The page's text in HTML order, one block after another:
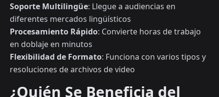
Soporte Multilingüe: Llegue a audiencias en
diferentes mercados lingüísticos
Procesamiento Rápido: Convierte horas de trabajo
en doblaje en minutos
Flexibilidad de Formato: Funciona con varios tipos y
resoluciones de archivos de video
¿Quién Se Beneficia del